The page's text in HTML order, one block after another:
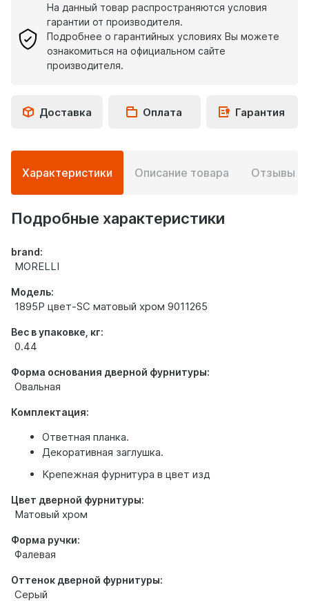
На данный товар распространяются условия
гарантии от производителя.
Подробнее о гарантийных условиях Вы можете
ознакомиться на официальном сайте
производителя.
Доставка Оплата Гарантия
Подробная
информация
о
товаре
Характеристики Описание товара Отзывы
Подробные характеристики
brand:
MORELLI
Модель:
1895P цвет-SC матовый хром 9011265
Вес в упаковке, кг:
0.44
Форма основания дверной фурнитуры:
Овальная
Комплектация:
Ответная планка.
Декоративная заглушка.
Крепежная фурнитура в цвет изд
Цвет дверной фурнитуры:
Матовый хром
Форма ручки:
Фалевая
Оттенок дверной фурнитуры:
Серый